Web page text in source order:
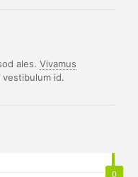
ales. Vivamus
id.
0